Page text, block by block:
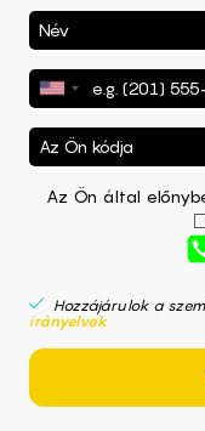
F-Theta
Ez biztosítja a
sugárzás
megmunkált
Az X és Y
tükör
Az Ön által
Hozzájárulok a
irányelvek